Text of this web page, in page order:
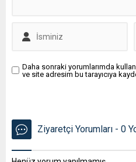
Daha sonraki yorumlarımda
ve site adresim bu tarayıcıya
Ziyaretçi Yorumları - 0